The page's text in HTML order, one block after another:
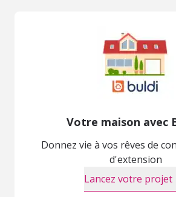
Votre maison avec
Donnez vie à vos rêves de
d'extension
Lancez votre projet